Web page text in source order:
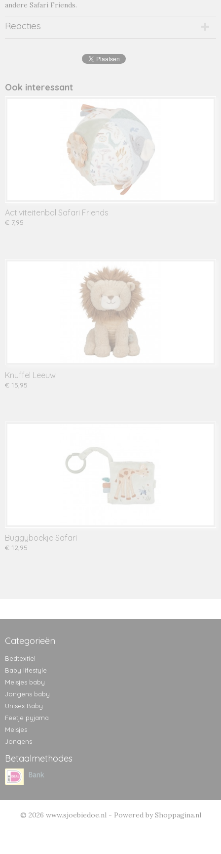
andere Safari Friends.
Reacties
Ook interessant
Activiteitenbal Safari Friends
€ 7,95
Knuffel Leeuw
€ 15,95
Buggyboekje Safari
€ 12,95
Categorieën
Bedtextiel
Baby lifestyle
Meisjes baby
Jongens baby
Unisex Baby
Feetje pyjama
Meisjes
Jongens
Betaalmethodes
© 2026 www.sjoebiedoe.nl - Powered by Shoppagina.nl